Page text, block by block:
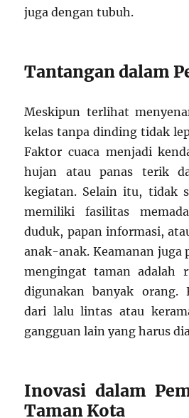
juga dengan tubuh.
Tantangan dalam
Meskipun terlihat
kelas tanpa dinding tidak
Faktor cuaca menjadi
hujan atau panas terik
kegiatan. Selain itu, tidak
memiliki fasilitas
duduk, papan informasi,
anak-anak. Keamanan juga
mengingat taman adalah
digunakan banyak orang.
dari lalu lintas atau
gangguan lain yang harus
Inovasi dalam
Taman Kota